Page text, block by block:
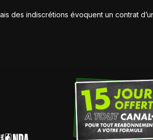
des indiscrétions évoquent un contrat